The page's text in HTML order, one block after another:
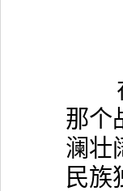
在
那个
澜壮
民族